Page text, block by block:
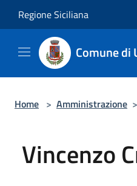
Regione Siciliana
Comune di
Home > Amministrazione >
Vincenzo